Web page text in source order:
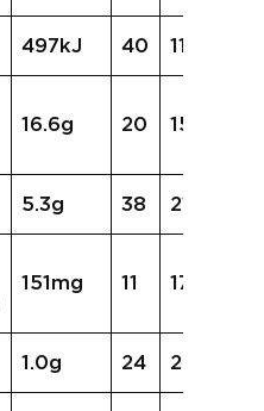
497kJ 40 1164kJ
16.6g 20 15.7g
5.3g 38 21.8g
151mg 11 172mg
1.0g 24 2.2g